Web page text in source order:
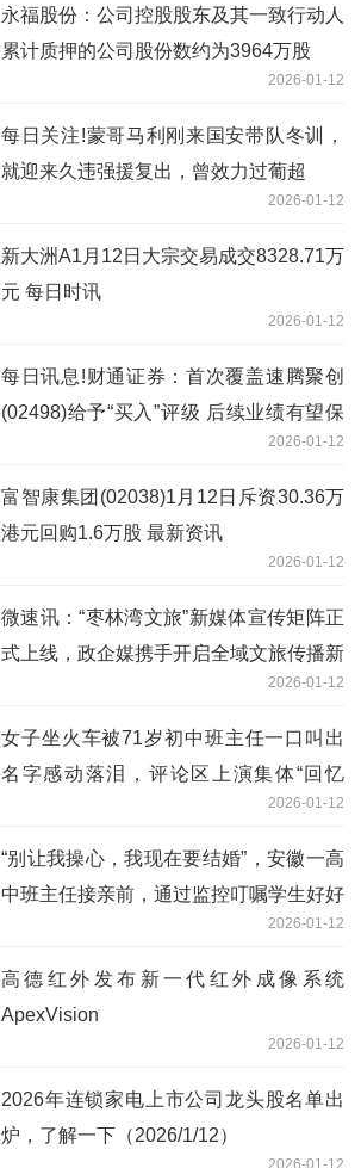
永福股份：公司控股股东及其一致行动人
累计质押的公司股份数约为3964万股
2026-01-12
每日关注!蒙哥马利刚来国安带队冬训，
就迎来久违强援复出，曾效力过葡超
2026-01-12
新大洲A1月12日大宗交易成交8328.71万
元 每日时讯
2026-01-12
每日讯息!财通证券：首次覆盖速腾聚创
(02498)给予“买入”评级 后续业绩有望保
2026-01-12
富智康集团(02038)1月12日斥资30.36万
港元回购1.6万股 最新资讯
2026-01-12
微速讯：“枣林湾文旅”新媒体宣传矩阵正
式上线，政企媒携手开启全域文旅传播新
2026-01-12
女子坐火车被71岁初中班主任一口叫出
名字感动落泪，评论区上演集体“回忆
2026-01-12
“别让我操心，我现在要结婚”，安徽一高
中班主任接亲前，通过监控叮嘱学生好好
2026-01-12
高德红外发布新一代红外成像系统
ApexVision
2026-01-12
2026年连锁家电上市公司龙头股名单出
炉，了解一下（2026/1/12）
2026-01-12